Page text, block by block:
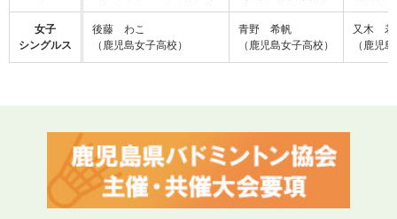
女子
シングルス
後藤 わこ
（鹿児島女子高校）
青野 希帆
（鹿児島女子高校）
又木 若
（鹿児